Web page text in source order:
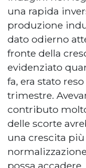
una rapida
produzione
dato odierno
fronte della
evidenziato
fa, era stato
trimestre.
contributo
delle scorte
una crescita
possa